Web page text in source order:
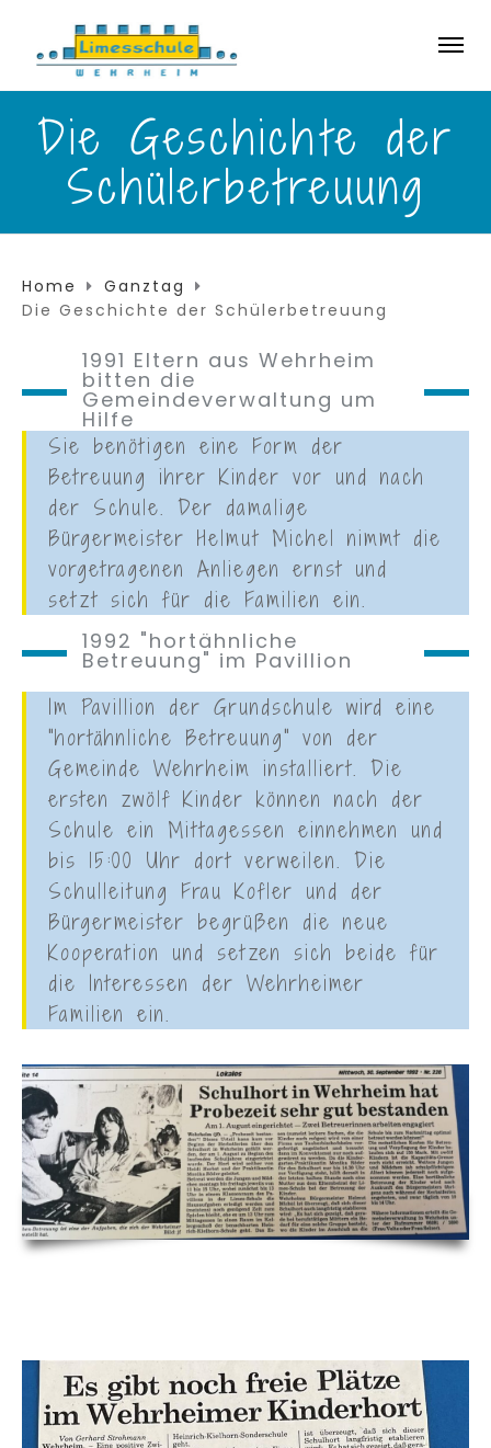
Die Geschichte der
Schülerbetreuung
Home
Ganztag
Die Geschichte der Schülerbetreuung
1991 Eltern aus Wehrheim
bitten die
Gemeindeverwaltung um
Hilfe
Sie benötigen eine Form der
Betreuung ihrer Kinder vor und nach
der Schule. Der damalige
Bürgermeister Helmut Michel nimmt die
vorgetragenen Anliegen ernst und
setzt sich für die Familien ein.
1992 "hortähnliche
Betreuung" im Pavillion
Im Pavillion der Grundschule wird eine
"hortähnliche Betreuung" von der
Gemeinde Wehrheim installiert. Die
ersten zwölf Kinder können nach der
Schule ein Mittagessen einnehmen und
bis 15:00 Uhr dort verweilen. Die
Schulleitung Frau Kofler und der
Bürgermeister begrüßen die neue
Kooperation und setzen sich beide für
die Interessen der Wehrheimer
Familien ein.